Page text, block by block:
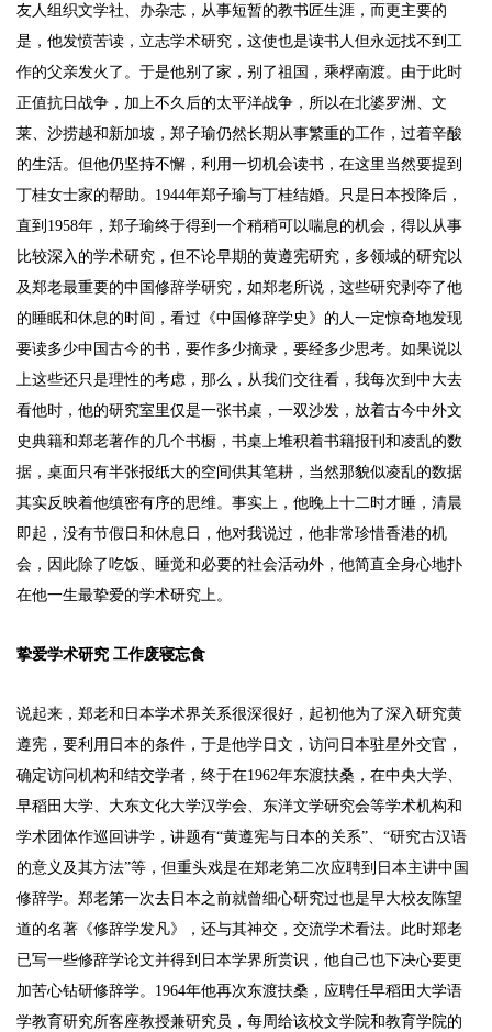
友人组织文学社、办杂志，从事短暂的教书匠生涯，而更主要的
是，他发愤苦读，立志学术研究，这使也是读书人但永远找不到工
作的父亲发火了。于是他别了家，别了祖国，乘桴南渡。由于此时
正值抗日战争，加上不久后的太平洋战争，所以在北婆罗洲、文
莱、沙捞越和新加坡，郑子瑜仍然长期从事繁重的工作，过着辛酸
的生活。但他仍坚持不懈，利用一切机会读书，在这里当然要提到
丁桂女士家的帮助。1944年郑子瑜与丁桂结婚。只是日本投降后，
直到1958年，郑子瑜终于得到一个稍稍可以喘息的机会，得以从事
比较深入的学术研究，但不论早期的黄遵宪研究，多领域的研究以
及郑老最重要的中国修辞学研究，如郑老所说，这些研究剥夺了他
的睡眠和休息的时间，看过《中国修辞学史》的人一定惊奇地发现
要读多少中国古今的书，要作多少摘录，要经多少思考。如果说以
上这些还只是理性的考虑，那么，从我们交往看，我每次到中大去
看他时，他的研究室里仅是一张书桌，一双沙发，放着古今中外文
史典籍和郑老著作的几个书橱，书桌上堆积着书籍报刊和凌乱的数
据，桌面只有半张报纸大的空间供其笔耕，当然那貌似凌乱的数据
其实反映着他缜密有序的思维。事实上，他晚上十二时才睡，清晨
即起，没有节假日和休息日，他对我说过，他非常珍惜香港的机
会，因此除了吃饭、睡觉和必要的社会活动外，他简直全身心地扑
在他一生最挚爱的学术研究上。
挚爱学术研究 工作废寝忘食
说起来，郑老和日本学术界关系很深很好，起初他为了深入研究黄
遵宪，要利用日本的条件，于是他学日文，访问日本驻星外交官，
确定访问机构和结交学者，终于在1962年东渡扶桑，在中央大学、
早稻田大学、大东文化大学汉学会、东洋文学研究会等学术机构和
学术团体作巡回讲学，讲题有“黄遵宪与日本的关系”、“研究古汉语
的意义及其方法”等，但重头戏是在郑老第二次应聘到日本主讲中国
修辞学。郑老第一次去日本之前就曾细心研究过也是早大校友陈望
道的名著《修辞学发凡》，还与其神交，交流学术看法。此时郑老
已写一些修辞学论文并得到日本学界所赏识，他自己也下决心要更
加苦心钻研修辞学。1964年他再次东渡扶桑，应聘任早稻田大学语
学教育研究所客座教授兼研究员，每周给该校文学院和教育学院的